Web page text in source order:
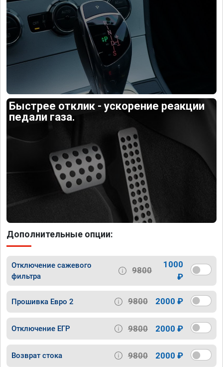
Быстрее отклик - ускорение реакции
педали газа.
Дополнительные опции:
Отключение сажевого
фильтра
9800
1000
₽
Прошивка Евро 2 9800 2000 ₽
Отключение ЕГР 9800 2000 ₽
Возврат стока 9800 2000 ₽